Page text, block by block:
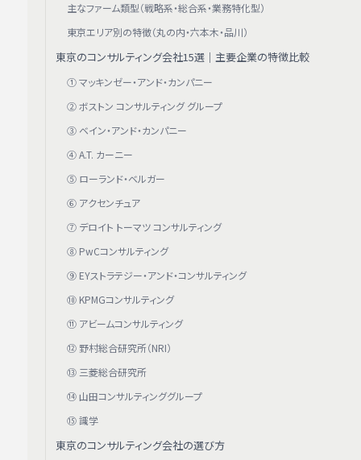
主なファーム類型（戦略系・総合系・業務特化型）
東京エリア別の特徴（丸の内・六本木・品川）
東京のコンサルティング会社15選｜主要企業の特徴比較
① マッキンゼー・アンド・カンパニー
② ボストン コンサルティング グループ
③ ベイン・アンド・カンパニー
④ A.T. カーニー
⑤ ローランド・ベルガー
⑥ アクセンチュア
⑦ デロイト トーマツ コンサルティング
⑧ PwCコンサルティング
⑨ EYストラテジー・アンド・コンサルティング
⑩ KPMGコンサルティング
⑪ アビームコンサルティング
⑫ 野村総合研究所（NRI）
⑬ 三菱総合研究所
⑭ 山田コンサルティンググループ
⑮ 識学
東京のコンサルティング会社の選び方